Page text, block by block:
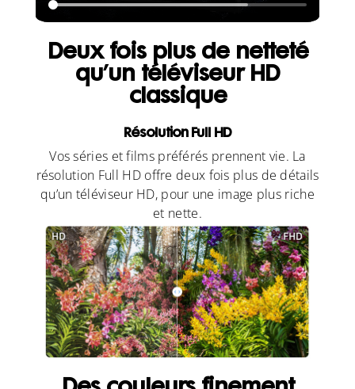
Deux fois plus de netteté
qu’un téléviseur HD
classique
Résolution Full HD
Vos séries et films préférés prennent vie. La
résolution Full HD offre deux fois plus de détails
qu’un téléviseur HD, pour une image plus riche
et nette.